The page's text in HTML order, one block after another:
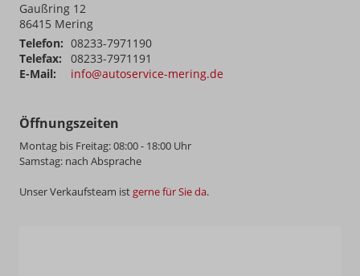
Gaußring 12
86415 Mering
Telefon: 08233-7971190
Telefax:
08233-7971191
E-Mail:
info@autoservice-mering.de
Öffnungszeiten
Montag bis Freitag: 08:00 - 18:00 Uhr
Samstag: nach Absprache
Unser Verkaufsteam ist gerne für Sie da.